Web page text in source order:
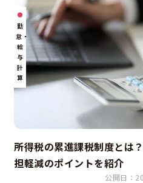
勤
怠・
給
与
計
算
所得税の累進課税制度とは
担軽減のポイントを紹介
公開日：